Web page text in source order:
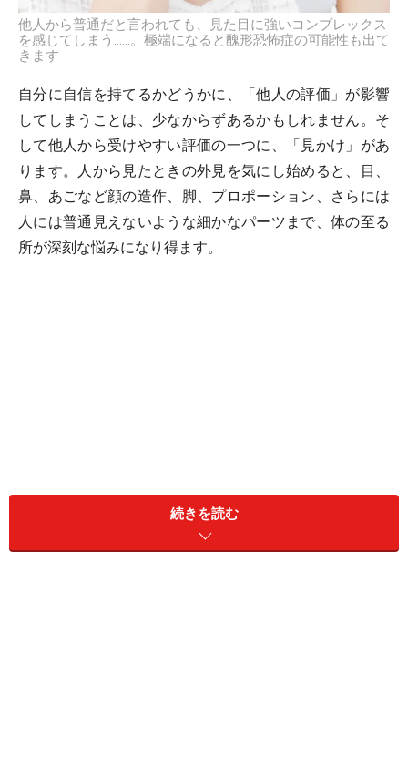
他人から普通だと言われても、見た目に強いコンプレックス
を感じてしまう……。極端になると醜形恐怖症の可能性も出て
きます
自分に自信を持てるかどうかに、「他人の評価」が影響
してしまうことは、少なからずあるかもしれません。そ
して他人から受けやすい評価の一つに、「見かけ」があ
ります。人から見たときの外見を気にし始めると、目、
鼻、あごなど顔の造作、脚、プロポーション、さらには
人には普通見えないような細かなパーツまで、体の至る
所が深刻な悩みになり得ます。
続きを読む